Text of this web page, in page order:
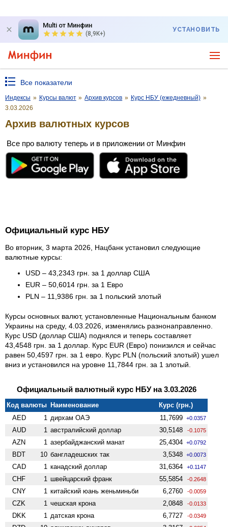
Multi от Минфин
(8,9K+)
УСТАНОВИТЬ
Все показатели
Индексы » Курсы валют » Архив курсов » Курс НБУ (ежедневный) »
3.03.2026
Архив валютных курсов
Все про валюту теперь и в приложении от Минфин
Официальный курс НБУ
Во вторник, 3 марта 2026, Нацбанк установил следующие
валютные курсы:
USD – 43,2343 грн. за 1 доллар США
EUR – 50,6014 грн. за 1 Евро
PLN – 11,9386 грн. за 1 польский злотый
Курсы основных валют, установленные Национальным банком
Украины на среду, 4.03.2026, изменялись разнонаправленно.
Курс USD (доллар США) поднялся и теперь составляет
43,4548 грн. за 1 доллар. Курс EUR (Евро) понизился и сейчас
равен 50,4597 грн. за 1 евро. Курс PLN (польский злотый) ушел
вниз и установился на уровне 11,7844 грн. за 1 злотый.
Официальный валютный курс НБУ на 3.03.2026
Код валюты Наименование
Курс (грн.)
AED
1 дирхам ОАЭ 11,7699 +0.0357
AUD 1 австралийский доллар 30,5148 -0.1075
AZN 1 азербайджанский манат 25,4304 +0.0792
BDT 10 бангладешских так 3,5348 +0.0073
CAD 1 канадский доллар 31,6364 +0.1147
CHF 1 швейцарский франк 55,5854 -0.2648
CNY 1 китайский юань женьминьби 6,2760 -0.0059
CZK 1 чешская крона 2,0848 -0.0133
DKK 1 датская крона 6,7727 -0.0349